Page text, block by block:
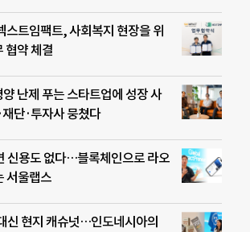
스트임팩트, 사회복지 현장을 위
협약 체결
난제 푸는 스타트업에 성장 사
단·투자사 뭉쳤다
신용도 없다…블록체인으로 라오
서울랩스
신 현지 캐슈넛…인도네시아의